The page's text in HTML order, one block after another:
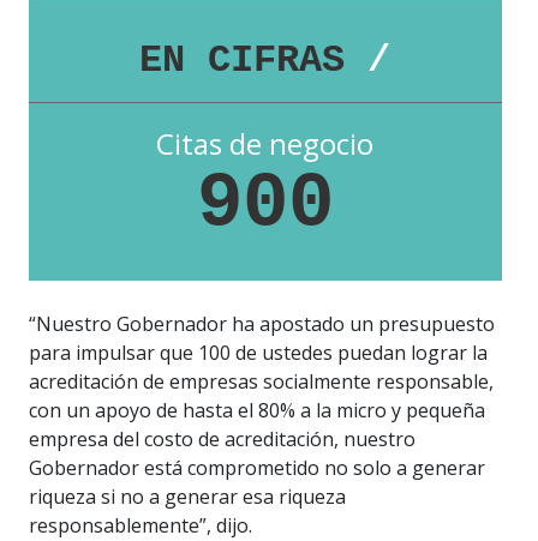
EN CIFRAS /
Citas de negocio
900
“Nuestro Gobernador ha apostado un presupuesto
para impulsar que 100 de ustedes puedan lograr la
acreditación de empresas socialmente responsable,
con un apoyo de hasta el 80% a la micro y pequeña
empresa del costo de acreditación, nuestro
Gobernador está comprometido no solo a generar
riqueza si no a generar esa riqueza
responsablemente”, dijo.